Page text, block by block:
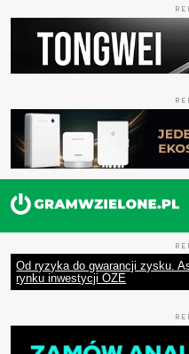
Od ryzyka do gwarancji zysku.
rynku inwestycji OZE